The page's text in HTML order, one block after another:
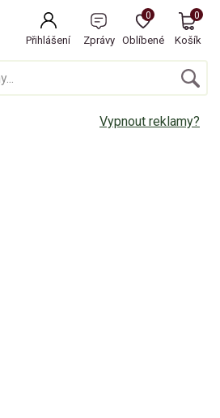
Přihlášení Zprávy Oblíbené
0
Košík
0
Vypnout reklamy?